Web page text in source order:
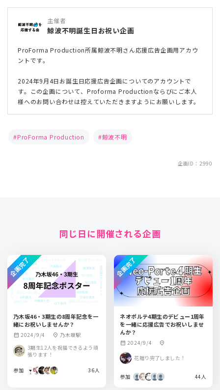
主催者
鯨波不明誕生日お祝い企画
ProForma Production所属鯨波不明さん応援広告企画用アカウ
ントです。
2024年9月4日お誕生日応援広告企画についてのアカウントで
す。この企画について、Proforma Productionならびにご本人
様へのお問い合わせは控えていただきますようにお願いします。
ProForma Production 鯨波不明
企画ID：2990
同じ日に開催される企画
乃木坂46・3期生の8周年記念を一
緒にお祝いしませんか？
calendar_month 2024/9/4 location_on 乃木坂駅
3期生12人を祝福できるよう頑
張ります！
参加 36人
企画完了
ネオポルテ4期生のデビュー1周年
を一緒に応援広告でお祝いしませ
んか？
calendar_month 2024/9/4 location_on
花贈り完了しました！
参加 44人
企画完了